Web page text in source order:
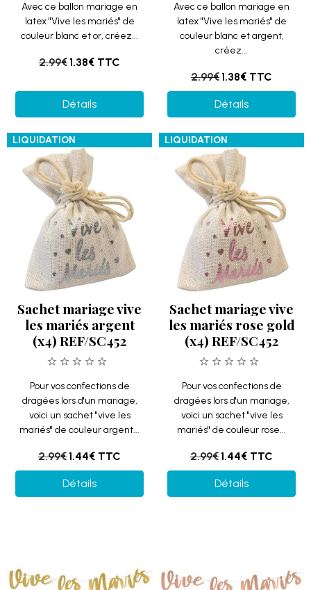
Avec ce ballon mariage en
latex "Vive les mariés" de
couleur blanc et or, créez...
2.99€1.38€ TTC
Détails
Avec ce ballon mariage en
latex "Vive les mariés" de
couleur blanc et argent,
créez...
2.99€1.38€ TTC
Détails
LIQUIDATION
Sachet mariage vive
les mariés argent
(x4) REF/SC452
Pour vos confections de
dragées lors d'un mariage,
voici un sachet "vive les
mariés" de couleur argent...
2.99€1.44€ TTC
Détails
LIQUIDATION
Sachet mariage vive
les mariés rose gold
(x4) REF/SC452
Pour vos confections de
dragées lors d'un mariage,
voici un sachet "vive les
mariés" de couleur rose...
2.99€1.44€ TTC
Détails